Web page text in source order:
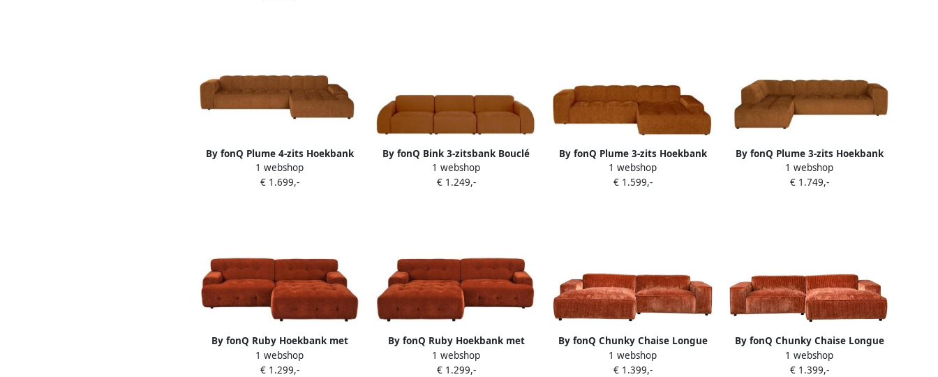
By fonQ Plume 4-zits Hoekbank
met Chaise Longue XL Rechts
Chenille Terra
1 webshop
€ 1.699,-
By fonQ Bink 3-zitsbank Bouclé
Terra
1 webshop
€ 1.249,-
By fonQ Plume 3-zits Hoekbank
met Chaise Longue XL Rechts
Chenille Terra
1 webshop
€ 1.599,-
By fonQ Plume 3-zits Hoekbank
Links Chenille Terra
1 webshop
€ 1.749,-
By fonQ Ruby Hoekbank met
Chaise Longue Rechts Terra
1 webshop
€ 1.299,-
By fonQ Ruby Hoekbank met
Chaise Longue Links Terra
1 webshop
€ 1.299,-
By fonQ Chunky Chaise Longue
Links Terra Rib
1 webshop
€ 1.399,-
By fonQ Chunky Chaise Longue
Rechts Terra Rib
1 webshop
€ 1.399,-